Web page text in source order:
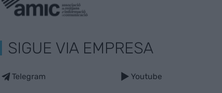
SIGUE VIA EMPRESA
Telegram Youtube